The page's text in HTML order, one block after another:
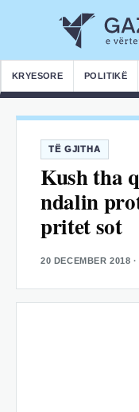
KRYESORE POLITIKË
TË GJITHA
Kush tha
ndalin
pritet sot
20 DECEMBER 2018